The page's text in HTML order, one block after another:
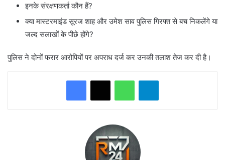
इनके संरक्षणकर्ता कौन हैं?
क्या मास्टरमाइंड सूरज शाह और उमेश साव पुलिस गिरफ्त से बच निकलेंगे या
जल्द सलाखों के पीछे होंगे?
पुलिस ने दोनों फरार आरोपियों पर अपराध दर्ज कर उनकी तलाश तेज कर दी है।
WhatsAppTelegram